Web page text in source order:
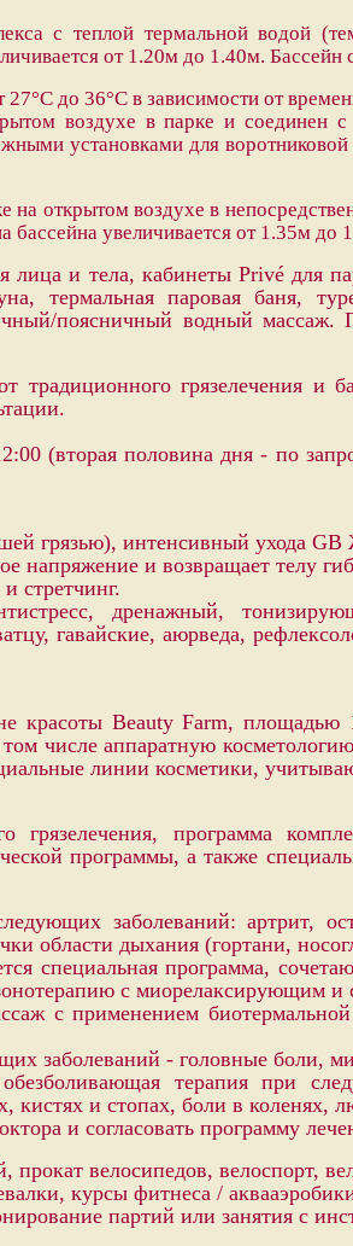
с теплой термальной водой
от 1.20м до 1.40м.
до 36°C в зависимости от
воздухе в парке и соединен
установками для
на открытом воздухе в
бассейна увеличивается от 1.35м до
лица и тела, кабинеты Privé для
термальная паровая баня,
поясничный водный
грязелечения и
(вторая половина дня - по
грязью), интенсивный ухода
и возвращает телу
стретчинг.
дренажный,
гавайские, аюрведа,
красоты Beauty Farm,
числе аппаратную
линии косметики,
грязелечения, программа
программы, а также
заболеваний: артрит,
области дыхания (гортани,
специальная программа,
с миорелаксирующим
с применением
заболеваний - головные боли,
терапия при
кистях и стопах, боли в
и согласовать программу
прокат велосипедов, велоспорт,
курсы фитнеса /
партий или занятия с